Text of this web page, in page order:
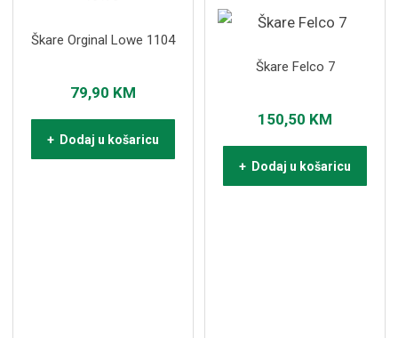
Škare Orginal Lowe 1104
79,90 KM
+ Dodaj u košaricu
Škare Felco 7
150,50 KM
+ Dodaj u košaricu